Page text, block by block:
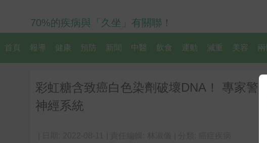
70%的疾病與「久坐」有關聯！
首頁 報導 健康 預防 新聞 中醫 飲食 運動 減重 美容 兩
彩虹糖含致癌白色染劑破壞DNA！ 專家警
神經系統